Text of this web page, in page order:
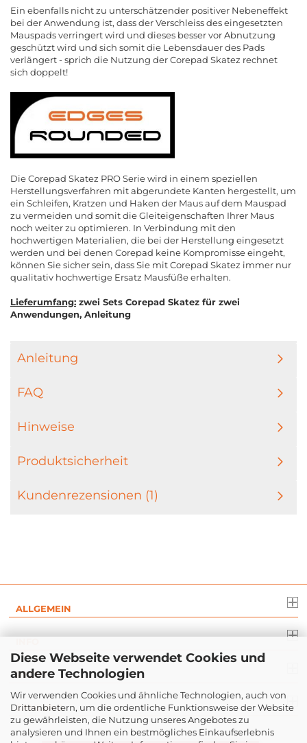
Diese Webseite verwendet Cookies und
andere Technologien
Wir verwenden Cookies und ähnliche Technologien, auch von
Drittanbietern, um die ordentliche Funktionsweise der Website
zu gewährleisten, die Nutzung unseres Angebotes zu
analysieren und Ihnen ein bestmögliches Einkaufserlebnis
Ein ebenfalls nicht zu unterschätzender positiver Nebeneffekt
bei der Anwendung ist, dass der Verschleiss des eingesetzten
Mauspads verringert wird und dieses besser vor Abnutzung
geschützt wird und sich somit die Lebensdauer des Pads
verlängert - sprich die Nutzung der Corepad Skatez rechnet
sich doppelt!
Die Corepad Skatez PRO Serie wird in einem speziellen
Herstellungsverfahren mit abgerundete Kanten hergestellt, um
ein Schleifen, Kratzen und Haken der Maus auf dem Mauspad
zu vermeiden und somit die Gleiteigenschaften Ihrer Maus
noch weiter zu optimieren. In Verbindung mit den
hochwertigen Materialien, die bei der Herstellung eingesetzt
werden und bei denen Corepad keine Kompromisse eingeht,
können Sie sicher sein, dass Sie mit Corepad Skatez immer nur
qualitativ hochwertige Ersatz Mausfüße erhalten.
Lieferumfang: zwei Sets Corepad Skatez für zwei
Anwendungen, Anleitung
Anleitung
FAQ
Hinweise
Produktsicherheit
Kundenrezensionen (1)
ALLGEMEIN
RECHT
ZAHLUNG